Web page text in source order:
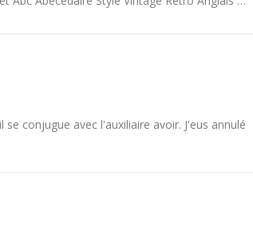
conjugue avec l'auxiliaire avoir. J'eus annulé